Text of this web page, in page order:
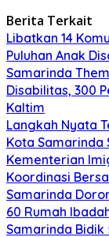
Berita Terkait
Libatkan 14
Puluhan Anak
Samarinda
Disabilitas, 300
Kaltim
Langkah Nyata
Kota Samarinda
Kementerian
Koordinasi
Samarinda
60 Rumah
Samarinda Bidik